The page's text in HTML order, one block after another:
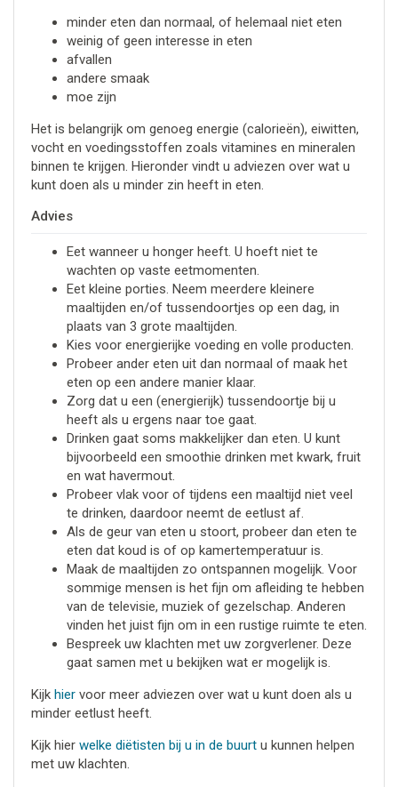
minder eten dan normaal, of helemaal niet eten
weinig of geen interesse in eten
afvallen
andere smaak
moe zijn
Het is belangrijk om genoeg energie (calorieën), eiwitten,
vocht en voedingsstoffen zoals vitamines en mineralen
binnen te krijgen. Hieronder vindt u adviezen over wat u
kunt doen als u minder zin heeft in eten.
Advies
Eet wanneer u honger heeft. U hoeft niet te
wachten op vaste eetmomenten.
Eet kleine porties. Neem meerdere kleinere
maaltijden en/of tussendoortjes op een dag, in
plaats van 3 grote maaltijden.
Kies voor energierijke voeding en volle producten.
Probeer ander eten uit dan normaal of maak het
eten op een andere manier klaar.
Zorg dat u een (energierijk) tussendoortje bij u
heeft als u ergens naar toe gaat.
Drinken gaat soms makkelijker dan eten. U kunt
bijvoorbeeld een smoothie drinken met kwark, fruit
en wat havermout.
Probeer vlak voor of tijdens een maaltijd niet veel
te drinken, daardoor neemt de eetlust af.
Als de geur van eten u stoort, probeer dan eten te
eten dat koud is of op kamertemperatuur is.
Maak de maaltijden zo ontspannen mogelijk. Voor
sommige mensen is het fijn om afleiding te hebben
van de televisie, muziek of gezelschap. Anderen
vinden het juist fijn om in een rustige ruimte te eten.
Bespreek uw klachten met uw zorgverlener. Deze
gaat samen met u bekijken wat er mogelijk is.
Kijk hiervoor meer adviezen over wat u kunt doen als u
minder eetlust heeft.
Kijk hierwelke diëtisten bij u in de buurtu kunnen helpen
met uw klachten.